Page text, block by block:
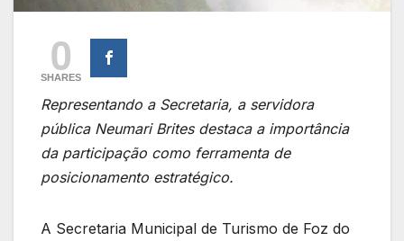
0
SHARES
Representando a Secretaria, a servidora
pública Neumari Brites destaca a importância
da participação como ferramenta de
posicionamento estratégico.
A Secretaria Municipal de Turismo de Foz do